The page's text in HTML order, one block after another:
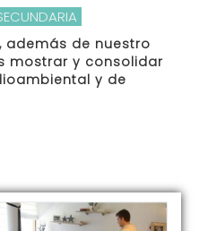
además de nuestro
mostrar y consolidar
y de